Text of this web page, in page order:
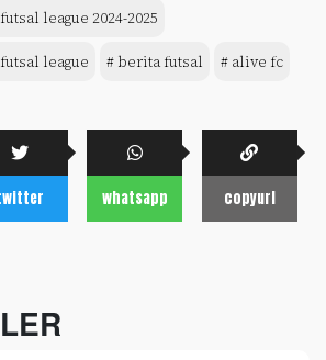
league 2024-2025
league # berita futsal # alive fc
whatsapp copyurl